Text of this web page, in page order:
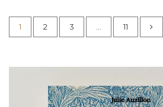
1 2 3 11